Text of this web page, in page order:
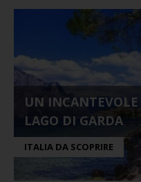
UN
LAGO DI GARDA
ITALIA DA SCOPRIRE